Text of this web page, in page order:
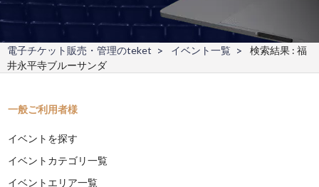
電子チケット販売・管理のteket イベント一覧
検索結果 : 福
井永平寺ブルーサンダ
一般ご利用者様
イベントを探す
イベントカテゴリ一覧
イベントエリア一覧